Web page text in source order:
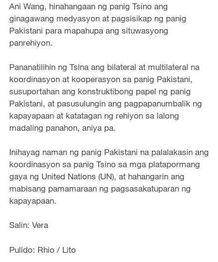
Ani Wang, hinahangaan ng panig Tsino ang
ginagawang medyasyon at pagsisikap ng panig
Pakistani para mapahupa ang situwasyong
panrehiyon.
Pananatilihin ng Tsina ang bilateral at multilateral na
koordinasyon at kooperasyon sa panig Pakistani,
susuportahan ang konstruktibong papel ng panig
Pakistani, at pasusulungin ang pagpapanumbalik ng
kapayapaan at katatagan ng rehiyon sa lalong
madaling panahon, aniya pa.
Inihayag naman ng panig Pakistani na palalakasin ang
koordinasyon sa panig Tsino sa mga platapormang
gaya ng United Nations (UN), at hahangarin ang
mabisang pamamaraan ng pagsasakatuparan ng
kapayapaan.
Salin: Vera
Pulido: Rhio / Lito